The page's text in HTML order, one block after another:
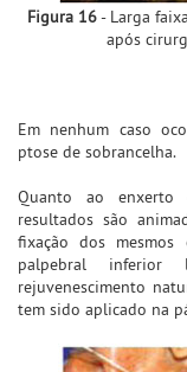
Figura 16- Larga
após
Em nenhum caso
ptose de sobrancelha.
Quanto ao enxerto
resultados são
fixação dos
palpebral
rejuvenescimento
tem sido aplicado na